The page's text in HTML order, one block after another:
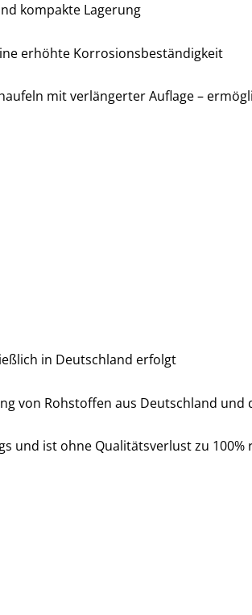
kompakte Lagerung
erhöhte Korrosionsbeständigkeit
mit verlängerter Auflage –
in Deutschland erfolgt
von Rohstoffen aus Deutschland und
und ist ohne Qualitätsverlust zu 100%